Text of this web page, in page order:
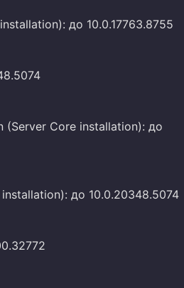
до 10.0.17763.8755
(Server Core installation): до
до 10.0.20348.5074